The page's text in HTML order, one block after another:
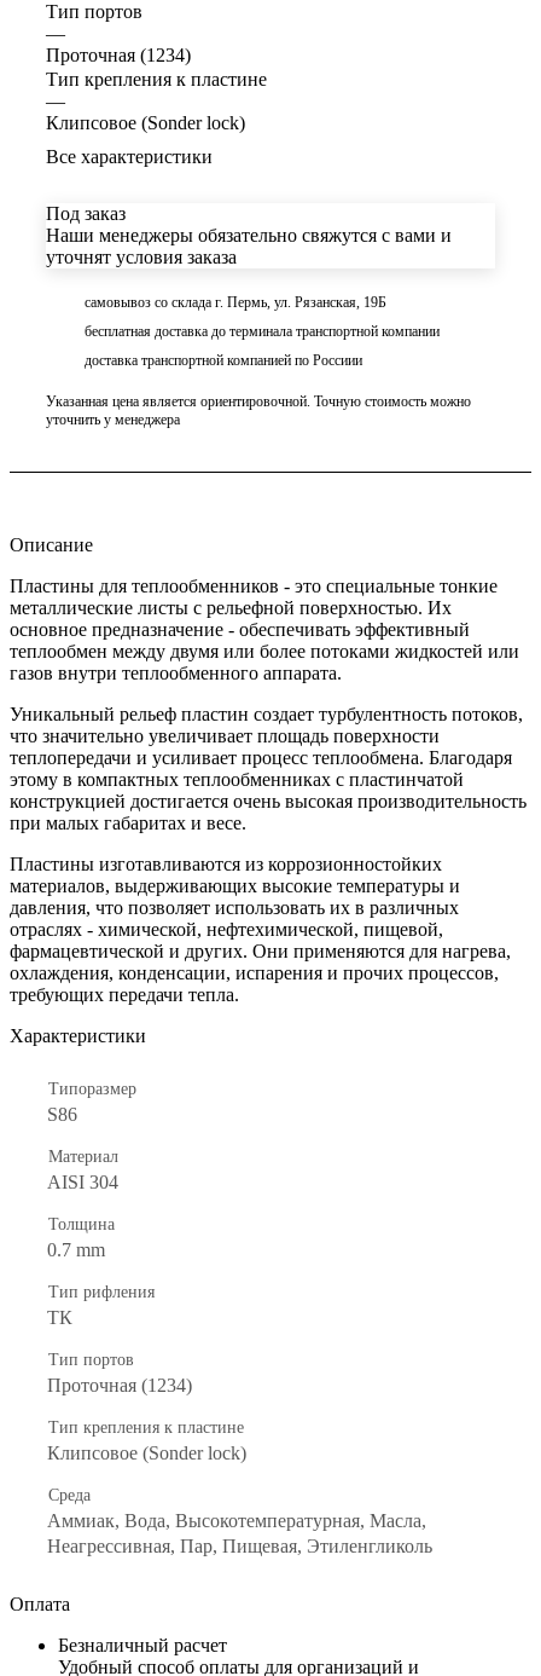
Тип портов
—
Проточная (1234)
Тип крепления к пластине
—
Клипсовое (Sonder lock)
Все характеристики
Под заказ
Наши менеджеры обязательно свяжутся с вами и
уточнят условия заказа
самовывоз со склада г. Пермь, ул. Рязанская, 19Б
бесплатная доставка до терминала транспортной компании
доставка транспортной компанией по Россиии
Указанная цена является ориентировочной. Точную стоимость можно
уточнить у менеджера
Описание
Пластины для теплообменников - это специальные тонкие
металлические листы с рельефной поверхностью. Их
основное предназначение - обеспечивать эффективный
теплообмен между двумя или более потоками жидкостей или
газов внутри теплообменного аппарата.
Уникальный рельеф пластин создает турбулентность потоков,
что значительно увеличивает площадь поверхности
теплопередачи и усиливает процесс теплообмена. Благодаря
этому в компактных теплообменниках с пластинчатой
конструкцией достигается очень высокая производительность
при малых габаритах и весе.
Пластины изготавливаются из коррозионностойких
материалов, выдерживающих высокие температуры и
давления, что позволяет использовать их в различных
отраслях - химической, нефтехимической, пищевой,
фармацевтической и других. Они применяются для нагрева,
охлаждения, конденсации, испарения и прочих процессов,
требующих передачи тепла.
Характеристики
Типоразмер
S86
Материал
AISI 304
Толщина
0.7 mm
Тип рифления
ТК
Тип портов
Проточная (1234)
Тип крепления к пластине
Клипсовое (Sonder lock)
Среда
Аммиак, Вода, Высокотемпературная, Масла,
Неагрессивная, Пар, Пищевая, Этиленгликоль
Оплата
Безналичный расчет
Удобный способ оплаты для организаций и